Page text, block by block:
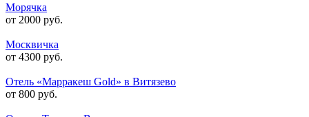
Морячка
от 2000 руб.
Москвичка
от 4300 руб.
Отель «Марракеш Gold» в Витязево
от 800 руб.